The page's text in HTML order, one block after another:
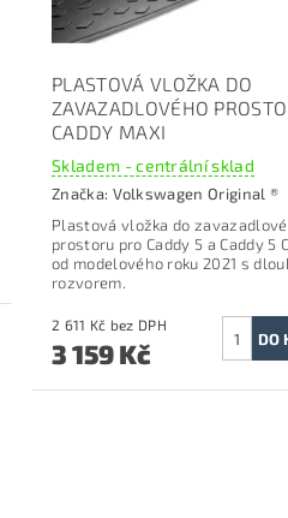
PLASTOVÁ VLOŽKA DO
ZAVAZADLOVÉHO
CADDY MAXI
Skladem - centrální sklad
Značka: Volkswagen Original ®
Plastová vložka do
prostoru pro Caddy 5 a Caddy 5
od modelového roku 2021 s
rozvorem.
2 611 Kč bez DPH
3 159 Kč